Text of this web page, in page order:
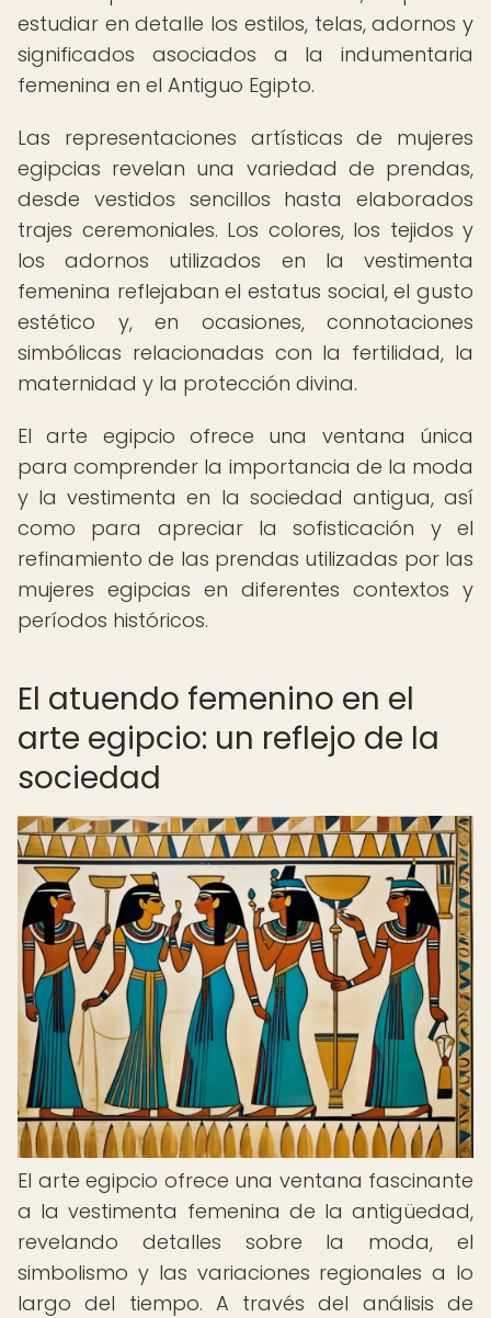
estudiar en detalle los estilos, telas, adornos y
significados asociados a la indumentaria
femenina en el Antiguo Egipto.
Las representaciones artísticas de mujeres
egipcias revelan una variedad de prendas,
desde vestidos sencillos hasta elaborados
trajes ceremoniales. Los colores, los tejidos y
los adornos utilizados en la vestimenta
femenina reflejaban el estatus social, el gusto
estético y, en ocasiones, connotaciones
simbólicas relacionadas con la fertilidad, la
maternidad y la protección divina.
El arte egipcio ofrece una ventana única
para comprender la importancia de la moda
y la vestimenta en la sociedad antigua, así
como para apreciar la sofisticación y el
refinamiento de las prendas utilizadas por las
mujeres egipcias en diferentes contextos y
períodos históricos.
El atuendo femenino en el
arte egipcio: un reflejo de la
sociedad
El arte egipcio ofrece una ventana fascinante
a la vestimenta femenina de la antigüedad,
revelando detalles sobre la moda, el
simbolismo y las variaciones regionales a lo
largo del tiempo. A través del análisis de